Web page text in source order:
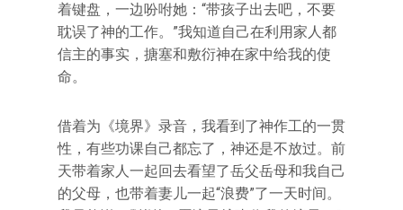
着键盘，一边吩咐她：“带孩子出去吧，不要
耽误了神的工作。”我知道自己在利用家人都
信主的事实，搪塞和敷衍神在家中给我的使
命。
借着为《境界》录音，我看到了神作工的一贯
性，有些功课自己都忘了，神还是不放过。前
天带着家人一起回去看望了岳父岳母和我自己
的父母，也带着妻儿一起“浪费”了一天时间。